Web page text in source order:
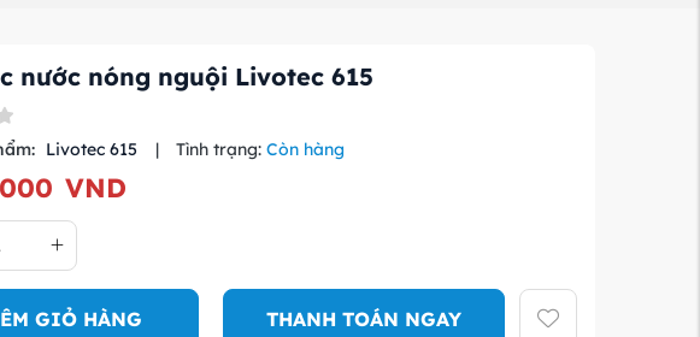
nước nóng nguội Livotec 615
Livotec 615 | Tình trạng: Còn hàng
VND
GIỎ HÀNG THANH TOÁN NGAY